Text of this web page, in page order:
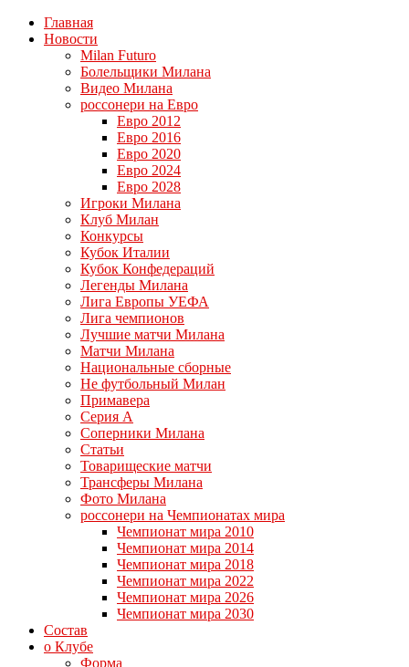
Главная
Новости
Milan Futuro
Болельщики Милана
Видео Милана
россонери на Евро
Евро 2012
Евро 2016
Евро 2020
Евро 2024
Евро 2028
Игроки Милана
Клуб Милан
Конкурсы
Кубок Италии
Кубок Конфедераций
Легенды Милана
Лига Европы УЕФА
Лига чемпионов
Лучшие матчи Милана
Матчи Милана
Национальные сборные
Не футбольный Милан
Примавера
Серия А
Соперники Милана
Статьи
Товарищеские матчи
Трансферы Милана
Фото Милана
россонери на Чемпионатах мира
Чемпионат мира 2010
Чемпионат мира 2014
Чемпионат мира 2018
Чемпионат мира 2022
Чемпионат мира 2026
Чемпионат мира 2030
Состав
о Клубе
Форма